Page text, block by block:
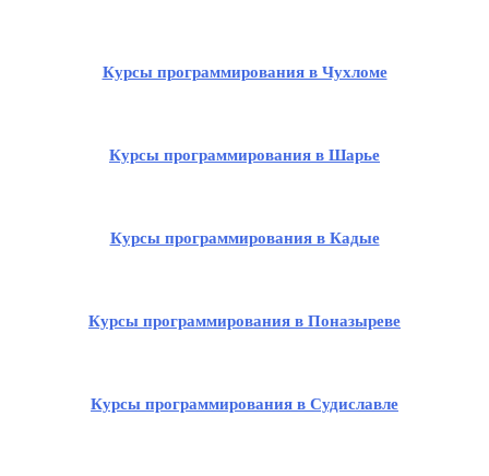
Курсы программирования в Чухломе
Курсы программирования в Шарье
Курсы программирования в Кадые
Курсы программирования в Поназыреве
Курсы программирования в Судиславле